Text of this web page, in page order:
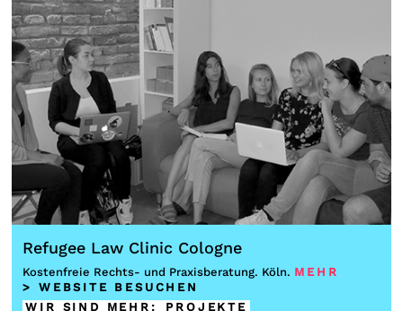
Refugee Law Clinic Cologne
Kostenfreie Rechts- und Praxisberatung. Köln. MEHR
> WEBSITE BESUCHEN
WIR SIND MEHR : PROJEKTE